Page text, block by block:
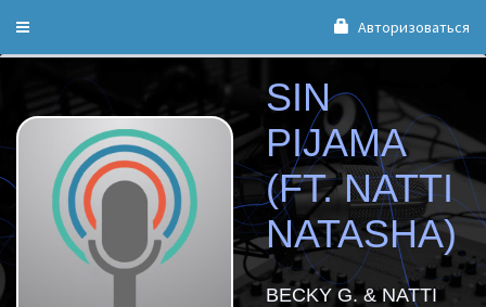
Toggle
Авторизоваться
SIN
PIJAMA
(FT. NATTI
NATASHA)
BECKY G. & NATTI